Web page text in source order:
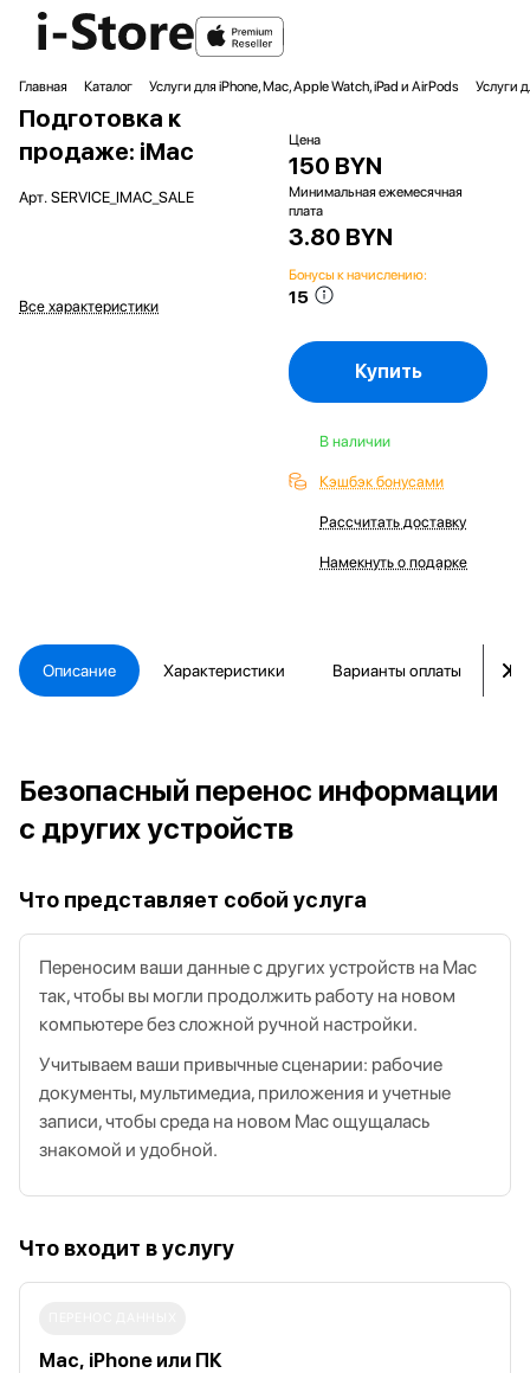
Главная Каталог Услуги для iPhone, Mac, Apple Watch, iPad и AirPods Услуги
Подготовка к
продаже: iMac
Арт. SERVICE_IMAC_SALE
Все характеристики
Цена
150 BYN
Минимальная ежемесячная
плата
3.80 BYN
Бонусы к начислению:
15
Купить
В наличии
Кэшбэк бонусами
Рассчитать доставку
Намекнуть о подарке
Описание Характеристики Варианты оплаты
Безопасный перенос информации
с других устройств
Что представляет собой услуга
Переносим ваши данные с других устройств на Mac
так, чтобы вы могли продолжить работу на новом
компьютере без сложной ручной настройки.
Учитываем ваши привычные сценарии: рабочие
документы, мультимедиа, приложения и учетные
записи, чтобы среда на новом Mac ощущалась
знакомой и удобной.
Что входит в услугу
Mac, iPhone или ПК